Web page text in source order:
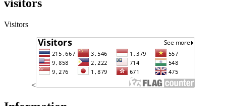
visitors
Visitors
<